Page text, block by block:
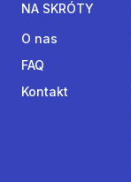
NA SKRÓTY
O nas
FAQ
Kontakt